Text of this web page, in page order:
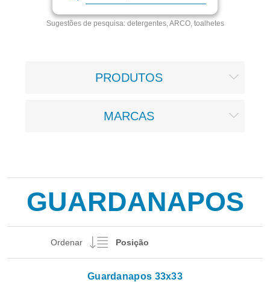
Sugestões de pesquisa:detergentes, ARCO, toalhetes
PRODUTOS
MARCAS
GUARDANAPOS
Ordenar
Guardanapos 33x33